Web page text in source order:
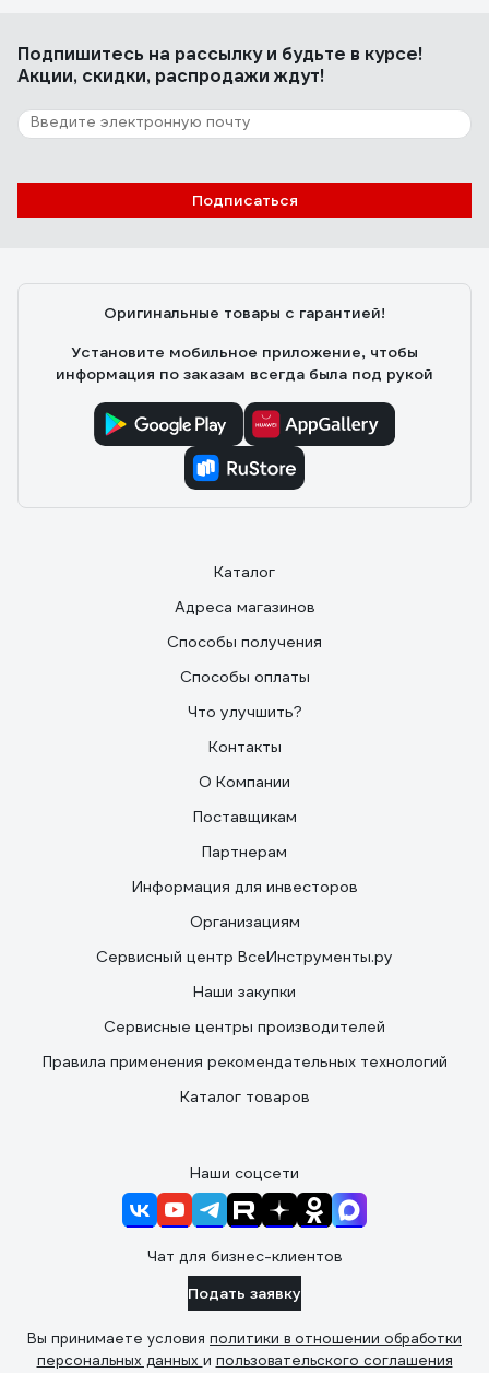
Подпишитесь на рассылкуи будьте в курсе!
Акции, скидки, распродажи ждут!
Подписаться
Оригинальные товары с гарантией!
Установите мобильное приложение, чтобы
информация по заказам всегда была под рукой
Каталог
Адреса магазинов
Способы получения
Способы оплаты
Что улучшить?
Контакты
О Компании
Поставщикам
Партнерам
Информация для инвесторов
Организациям
Сервисный центр ВсеИнструменты.ру
Наши закупки
Сервисные центры производителей
Правила применения рекомендательных технологий
Каталог товаров
Наши соцсети
Чат для бизнес-клиентов
Подать заявку
Вы принимаете условия политики в отношении обработки
персональных данных и пользовательского соглашения